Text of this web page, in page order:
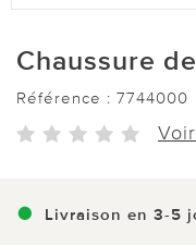
Chaussure
Référence : 7744000
Livraison en 3-5